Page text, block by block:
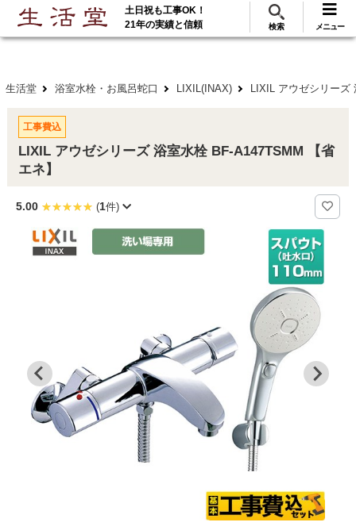
ご利用 288万･工事実績117万件! 無料見積
土日祝も工事OK！
21年の実績と信頼
検索 メニュー
生活堂 浴室水栓・お風呂蛇口 LIXIL(INAX) LIXIL アウゼシリーズ
工事費込
LIXIL アウゼシリーズ 浴室水栓 BF-A147TSMM 【省
エネ】
5.00 (1件)